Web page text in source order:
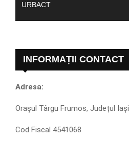
URBACT
INFORMAȚII CONTACT
Adresa:
Orașul Târgu Frumos, Județul Iași
Cod Fiscal 4541068